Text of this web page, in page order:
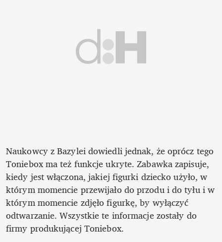
Naukowcy z Bazylei dowiedli jednak, że oprócz tego
Toniebox ma też funkcje ukryte. Zabawka zapisuje,
kiedy jest włączona, jakiej figurki dziecko użyło, w
którym momencie przewijało do przodu i do tyłu i w
którym momencie zdjęło figurkę, by wyłączyć
odtwarzanie. Wszystkie te informacje zostały do
firmy produkującej Toniebox.